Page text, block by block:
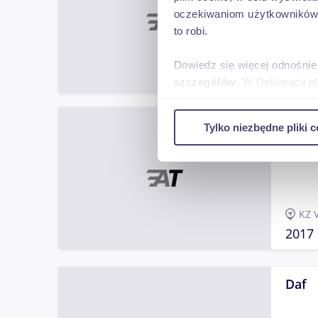
oczekiwaniom
to robi.
Dowiedz się więcej
szczegółów . W Deklaracji
ruch w naszej witrynie.
uzyskanymi podczas
Tylko niezbędne pliki
KZ
2008
KZ
2017
Daf